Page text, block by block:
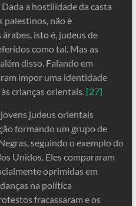
a hostilidade da casta
palestinos, não é
isto é, judeus de
como tal. Mas as
disso. Falando em
impor uma identidade
às crianças orientais. [27]
judeus orientais
formando um grupo de
seguindo o exemplo do
Unidos. Eles compararam
oprimidas em
na política
fracassaram e os